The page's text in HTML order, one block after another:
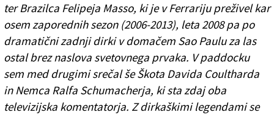
ter Brazilca Felipeja Masso, ki je v Ferrariju preživel kar
osem zaporednih sezon (2006-2013), leta 2008 pa po
dramatični zadnji dirki v domačem Sao Paulu za las
ostal brez naslova svetovnega prvaka. V paddocku
sem med drugimi srečal še Škota Davida Coultharda
in Nemca Ralfa Schumacherja, ki sta zdaj oba
televizijska komentatorja. Z dirkaškimi legendami se